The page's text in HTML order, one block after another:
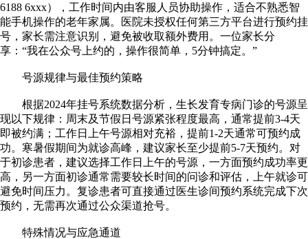
6188 6xxx），工作时间内由客服人员协助操作，适合不熟悉智
能手机操作的老年家属。医院未授权任何第三方平台进行预约挂
号，家长需注意识别，避免被收取额外费用。一位家长分
享：“我在公众号上约的，操作很简单，5分钟搞定。”
号源规律与最佳预约策略
根据2024年挂号系统数据分析，生长发育专病门诊的号源呈
现以下规律：周末及节假日号源紧张程度最高，通常提前3-4天
即被约满；工作日上午号源相对充裕，提前1-2天通常可预约成
功。寒暑假期间为就诊高峰，建议家长至少提前5-7天预约。对
于初诊患者，建议选择工作日上午的号源，一方面预约成功率更
高，另一方面初诊通常需要较长时间的问诊和评估，上午就诊可
避免时间压力。复诊患者可直接通过医生诊间预约系统完成下次
预约，无需再次通过公众渠道抢号。
特殊情况与应急通道